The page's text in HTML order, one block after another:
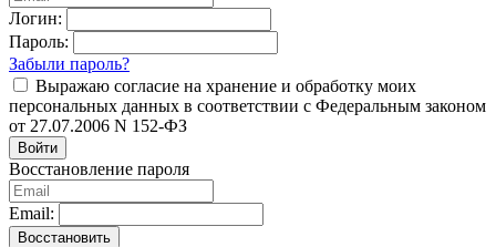
Логин:
Пароль:
Забыли пароль?
Выражаю согласие на хранение и обработку моих
персональных данных в соответствии с Федеральным законом
от 27.07.2006 N 152-ФЗ
Войти
Восстановление пароля
Email:
Восстановить